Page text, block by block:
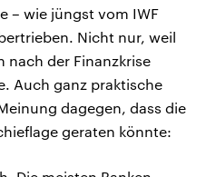
– wie jüngst vom IWF
Nicht nur, weil
nach der Finanzkrise
Auch ganz praktische
dagegen, dass die
geraten könnte: